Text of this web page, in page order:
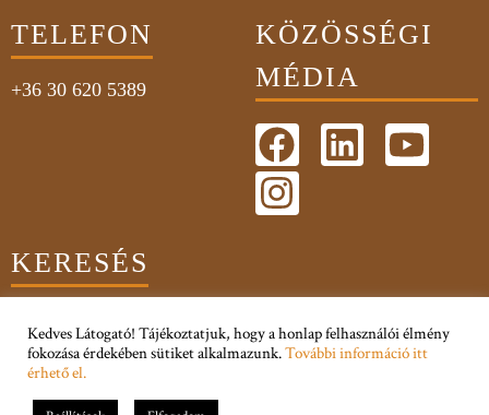
TELEFON
+36 30 620 5389
KÖZÖSSÉGI
MÉDIA
KERESÉS
Adatkezelési Tájékoztató
Impresszum
Kedves Látogató! Tájékoztatjuk, hogy a honlap felhasználói élmény
fokozása érdekében sütiket alkalmazunk.További információ itt
érhető el.